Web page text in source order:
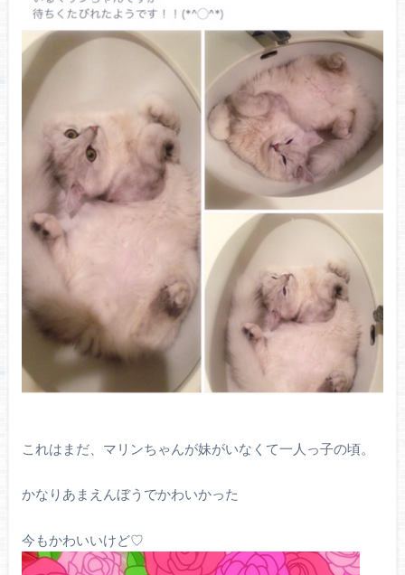
これはまだ、マリンちゃんが妹がいなくて一人っ子の頃。
かなりあまえんぼうでかわいかった
今もかわいいけど♡